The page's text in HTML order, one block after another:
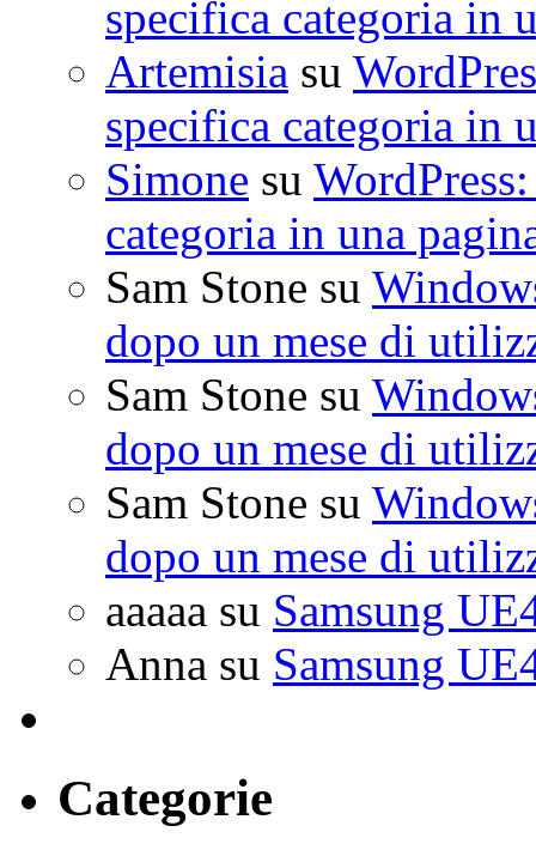
specifica categoria in
Artemisia su
specifica categoria in
Simone su
categoria in una
Sam Stone su
dopo un mese di
Sam Stone su
dopo un mese di
Sam Stone su
dopo un mese di
aaaaa su Samsung
Anna su Samsung
Categorie